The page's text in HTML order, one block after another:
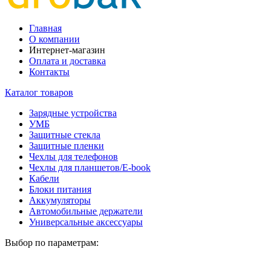
Главная
О компании
Интернет-магазин
Оплата и доставка
Контакты
Каталог товаров
Зарядные устройства
УМБ
Защитные стекла
Защитные пленки
Чехлы для телефонов
Чехлы для планшетов/E-book
Кабели
Блоки питания
Аккумуляторы
Автомобильные держатели
Универсальные аксессуары
Выбор по параметрам: